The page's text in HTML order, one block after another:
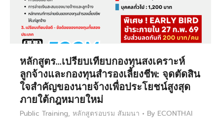
หลักสูตร…เปรียบเทียบกองทุนสงเคราะห์
ลูกจ้างและกองทุนสำรองเลี้ยงชีพ: จุดตัดสิน
ใจสำคัญของนายจ้างเพื่อประโยชน์สูงสุด
ภายใต้กฎหมายใหม่
Public Training, หลักสูตรอบรม สัมมนา By ECONTHAI